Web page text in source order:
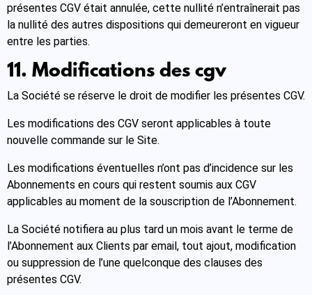
présentes CGV était annulée, cette nullité n’entraînerait pas
la nullité des autres dispositions qui demeureront en vigueur
entre les parties.
11. Modifications des cgv
La Société se réserve le droit de modifier les présentes CGV.
Les modifications des CGV seront applicables à toute
nouvelle commande sur le Site.
Les modifications éventuelles n’ont pas d’incidence sur les
Abonnements en cours qui restent soumis aux CGV
applicables au moment de la souscription de l’Abonnement.
La Société notifiera au plus tard un mois avant le terme de
l’Abonnement aux Clients par email, tout ajout, modification
ou suppression de l’une quelconque des clauses des
présentes CGV.